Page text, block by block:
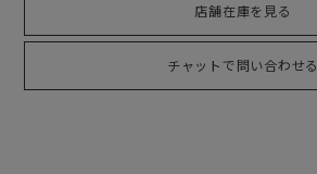
店舗在庫を見る
チャットで問い合わせる